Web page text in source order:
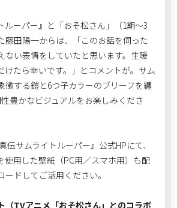
ルーパー』と「おそ松さん」（1期～3
藤田陽一からは、「このお話を伺った
ない表情をしていたと思います。生暖
けたら幸いです。」とコメントが。サム
徴する鎧と6つ子カラーのブリーフを纏
豊かなビジュアルをお楽しみくださ
伝サムライトルーパー』公式HPにて、
使用した壁紙（PC用／スマホ用）も配
ドしてご活用ください。
（TVアニメ「おそ松さん」とのコラボ